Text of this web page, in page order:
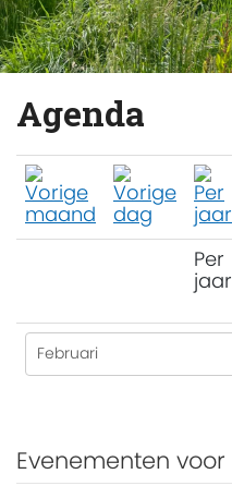
Agenda
Per
jaar
Evenementen voor